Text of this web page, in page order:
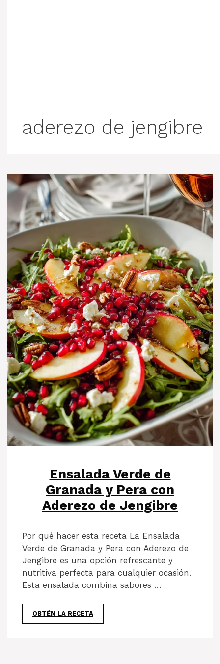
aderezo de jengibre
Ensalada Verde de
Granada y Pera con
Aderezo de Jengibre
Por qué hacer esta receta La Ensalada
Verde de Granada y Pera con Aderezo de
Jengibre es una opción refrescante y
nutritiva perfecta para cualquier ocasión.
Esta ensalada combina sabores …
OBTÉN LA RECETA